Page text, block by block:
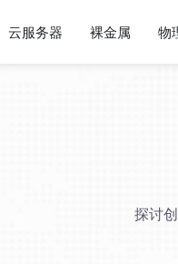
云服务器 裸金属 物
探讨